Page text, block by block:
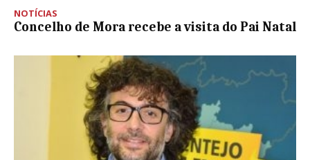
NOTÍCIAS
Concelho de Mora recebe a visita do Pai Natal